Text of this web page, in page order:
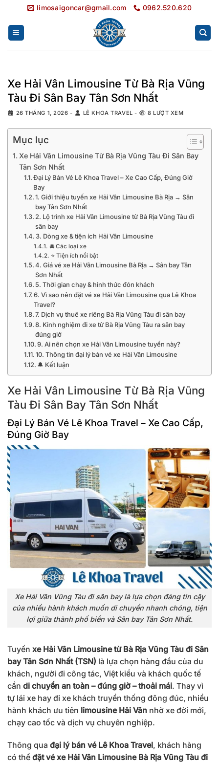
nội
dung
limosaigoncar@gmail.com 0962.520.620
Xe Hải Vân Limousine Từ Bà Rịa Vũng
Tàu Đi Sân Bay Tân Sơn Nhất
26 THÁNG 1, 2026 - LÊ KHOA TRAVEL - 8 LƯỢT XEM
Mục lục
Xe Hải Vân Limousine Từ Bà Rịa Vũng Tàu Đi Sân Bay
Tân Sơn Nhất
Đại Lý Bán Vé Lê Khoa Travel – Xe Cao Cấp, Đúng Giờ
Bay
1. Giới thiệu tuyến xe Hải Vân Limousine Bà Rịa → Sân
bay Tân Sơn Nhất
2. Lộ trình xe Hải Vân Limousine từ Bà Rịa Vũng Tàu đi
sân bay
3. Dòng xe & tiện ích Hải Vân Limousine
🚘 Các loại xe
⭐ Tiện ích nổi bật
4. Giá vé xe Hải Vân Limousine Bà Rịa → Sân bay Tân
Sơn Nhất
5. Thời gian chạy & hình thức đón khách
6. Vì sao nên đặt vé xe Hải Vân Limousine qua Lê Khoa
Travel?
7. Dịch vụ thuê xe riêng Bà Rịa Vũng Tàu đi sân bay
8. Kinh nghiệm đi xe từ Bà Rịa Vũng Tàu ra sân bay
đúng giờ
9. Ai nên chọn xe Hải Vân Limousine tuyến này?
10. Thông tin đại lý bán vé xe Hải Vân Limousine
🔔 Kết luận
Xe Hải Vân Limousine Từ Bà Rịa Vũng
Tàu Đi Sân Bay Tân Sơn Nhất
Đại Lý Bán Vé Lê Khoa Travel – Xe Cao Cấp,
Đúng Giờ Bay
Xe Hải Vân Vũng Tàu đi sân bay là lựa chọn đáng tin cậy
của nhiều hành khách muốn di chuyển nhanh chóng, tiện
lợi giữa thành phố biển và Sân bay Tân Sơn Nhất.
Tuyến xe Hải Vân Limousine từ Bà Rịa Vũng Tàu đi Sân
bay Tân Sơn Nhất (TSN) là lựa chọn hàng đầu của du
khách, người đi công tác, Việt kiều và khách quốc tế
cần di chuyển an toàn – đúng giờ – thoải mái. Thay vì
tự lái xe hay đi xe khách truyền thống đông đúc, nhiều
hành khách ưu tiên limousine Hải Vân nhờ xe đời mới,
chạy cao tốc và dịch vụ chuyên nghiệp.
Thông qua đại lý bán vé Lê Khoa Travel, khách hàng
có thể đặt vé xe Hải Vân Limousine Bà Rịa Vũng Tàu đi